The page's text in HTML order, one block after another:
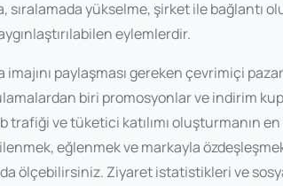
sıralamada yükselme, şirket ile bağlantı
eylemlerdir.
imajını paylaşması gereken çevrimiçi
biri promosyonlar ve indirim
trafiği ve tüketici katılımı oluşturmanın
eğlenmek ve markayla
da ölçebilirsiniz. Ziyaret istatistikleri ve